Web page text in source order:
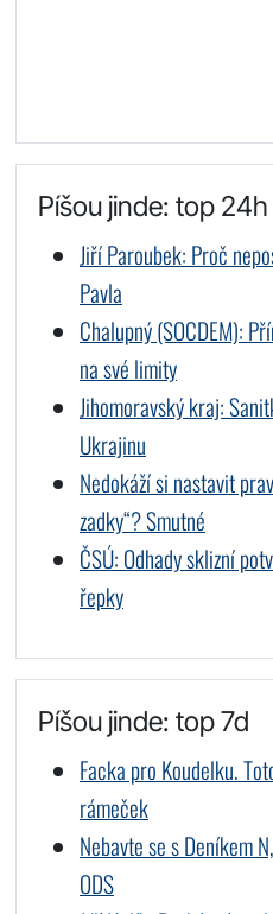
Píšou jinde: top 24h
Jiří Paroubek: Proč
Pavla
Chalupný (SOCDEM):
na své limity
Jihomoravský kraj:
Ukrajinu
Nedokáží si nastavit
zadky“? Smutné
ČSÚ: Odhady sklizní
řepky
Píšou jinde: top 7d
Facka pro Koudelku.
rámeček
Nebavte se s Deníkem
ODS